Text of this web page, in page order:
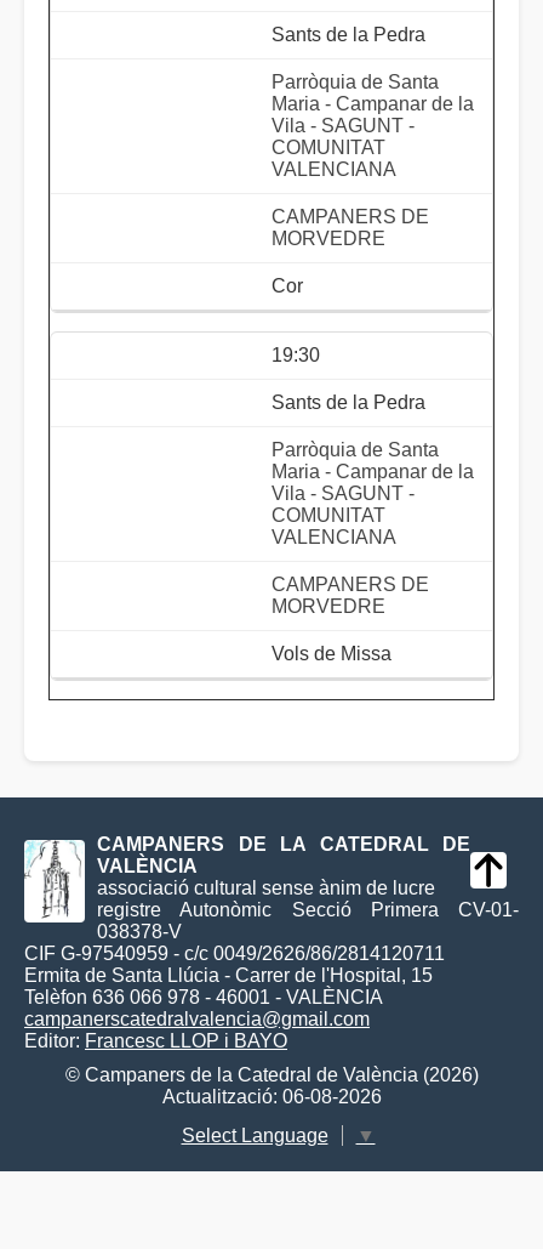
Sants de la Pedra
Parròquia de Santa
Maria - Campanar de la
Vila - SAGUNT -
COMUNITAT
VALENCIANA
CAMPANERS DE
MORVEDRE
Cor
19:30
Sants de la Pedra
Parròquia de Santa
Maria - Campanar de la
Vila - SAGUNT -
COMUNITAT
VALENCIANA
CAMPANERS DE
MORVEDRE
Vols de Missa
CAMPANERS DE LA CATEDRAL DE
VALÈNCIA
associació cultural sense ànim de lucre
registre Autonòmic Secció Primera CV-01-
038378-V
CIF G-97540959 - c/c 0049/2626/86/2814120711
Ermita de Santa Llúcia - Carrer de l'Hospital, 15
Telèfon 636 066 978 - 46001 - VALÈNCIA
campanerscatedralvalencia@gmail.com
Editor: Francesc LLOP i BAYO
© Campaners de la Catedral de València (2026)
Actualització: 06-08-2026
Select Language
▼